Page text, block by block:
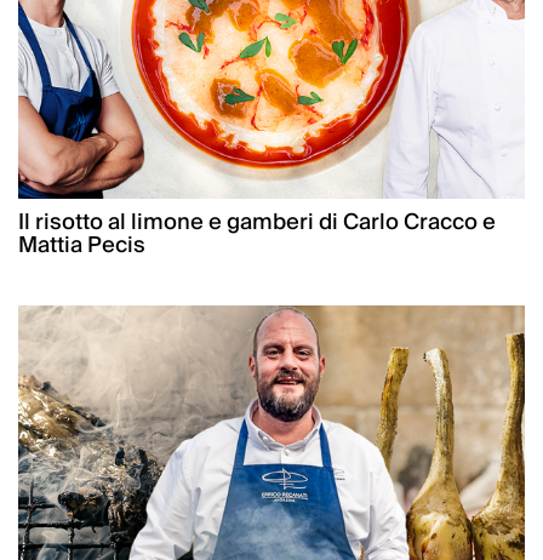
Il risotto al limone e gamberi di Carlo Cracco e
Mattia Pecis